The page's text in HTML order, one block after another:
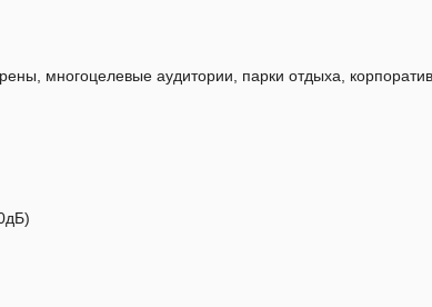
многоцелевые аудитории, парки отдыха,